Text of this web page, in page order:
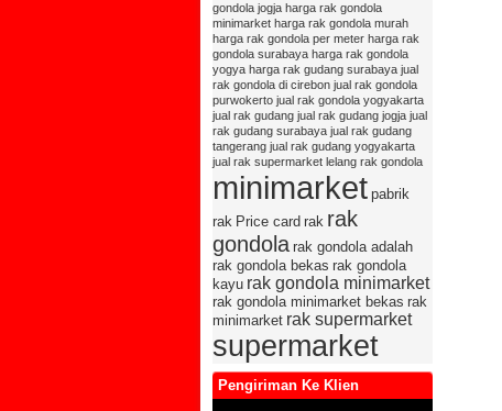
gondola jogja harga rak gondola
minimarket harga rak gondola murah
harga rak gondola per meter harga rak
gondola surabaya harga rak gondola
yogya harga rak gudang surabaya jual
rak gondola di cirebon jual rak gondola
purwokerto jual rak gondola yogyakarta
jual rak gudang jual rak gudang jogja jual
rak gudang surabaya jual rak gudang
tangerang jual rak gudang yogyakarta
jual rak supermarket lelang rak gondola
minimarket pabrik
rak Price card rak rak
gondola rak gondola adalah
rak gondola bekas rak gondola
kayu rak gondola minimarket
rak gondola minimarket bekas rak
minimarket rak supermarket
supermarket
Pengiriman Ke Klien